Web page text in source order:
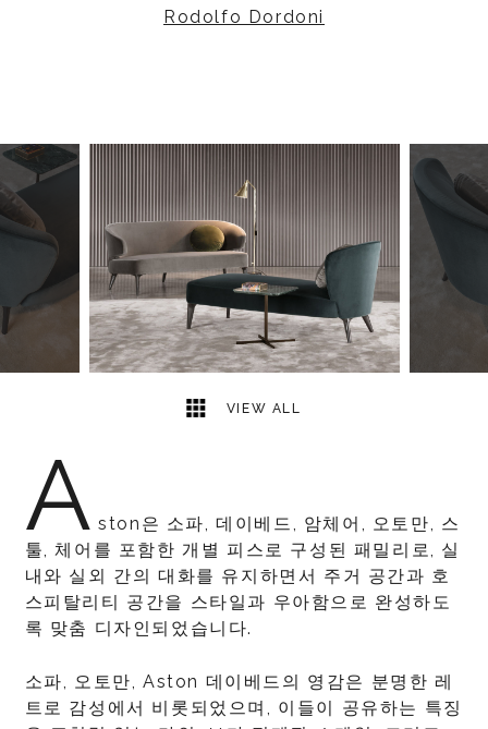
Rodolfo Dordoni
VIEW ALL
A ston은 소파, 데이베드, 암체어, 오토만, 스
툴, 체어를 포함한 개별 피스로 구성된 패밀리로, 실
내와 실외 간의 대화를 유지하면서 주거 공간과 호
스피탈리티 공간을 스타일과 우아함으로 완성하도
록 맞춤 디자인되었습니다.
소파, 오토만, Aston 데이베드의 영감은 분명한 레
트로 감성에서 비롯되었으며, 이들이 공유하는 특징